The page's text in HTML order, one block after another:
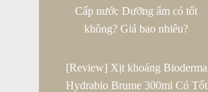
Cấp nước Dưỡng ẩm có tốt
không? Giá bao nhiêu?
[Review] Xịt khoáng Bioderma
Hydrabio Brume 300ml Có Tốt